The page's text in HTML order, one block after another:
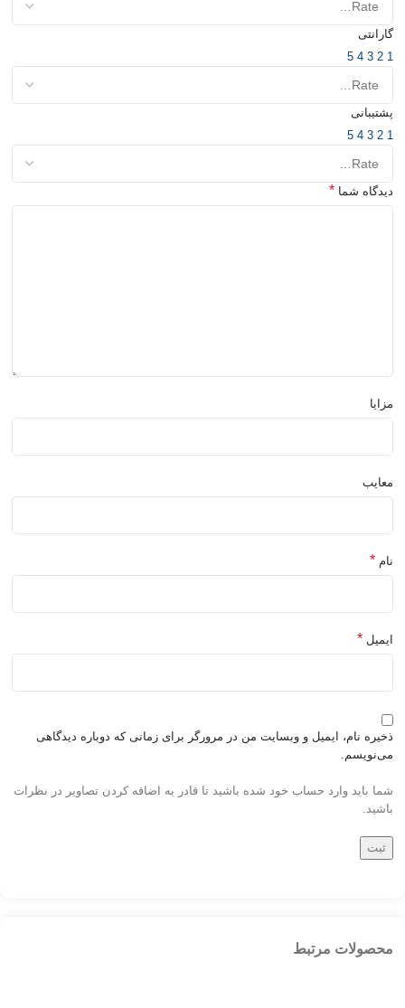
گارانتی
1
2
3
4
5
پشتیبانی
1
2
3
4
5
دیدگاه شما *
مزایا
معایب
نام *
ایمیل *
ذخیره نام، ایمیل و وبسایت من در مرورگر برای زمانی که دوباره دیدگاهی
می‌نویسم.
شما باید وارد حساب خود شده باشید تا قادر به اضافه کردن تصاویر در نظرات
باشید.
محصولات مرتبط